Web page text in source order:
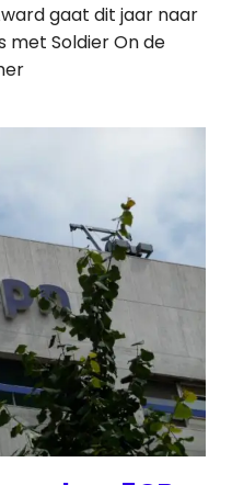
gaat dit jaar naar
met Soldier On de